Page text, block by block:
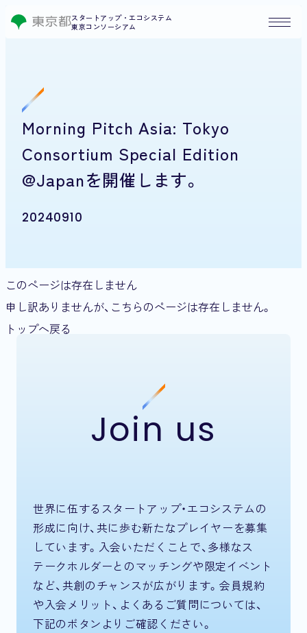
スタートアップ・エコシステム
東京コンソーシアム
Morning Pitch Asia: Tokyo
Consortium Special Edition
@Japanを開催します。
20240910
このページは存在しません
申し訳ありませんが、こちらのページは存在しません。
トップへ戻る
Join us
世界に伍するスタートアップ・エコシステムの
形成に向け、共に歩む新たなプレイヤーを募集
しています。入会いただくことで、多様なス
テークホルダーとのマッチングや限定イベント
など、共創のチャンスが広がります。会員規約
や入会メリット、よくあるご質問については、
下記のボタンよりご確認ください。